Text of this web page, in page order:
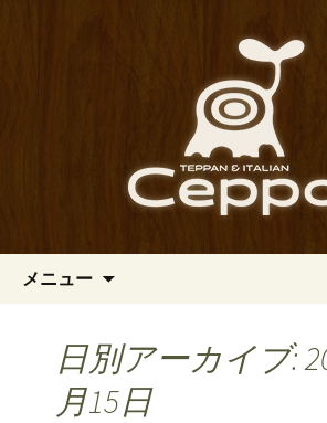
南船場・心斎橋の
「Ceppo（チェッ
イタリアン「Ceppo（チ
さまざまなパスタや讃
ステーキのほか、バルメ
にご用意。デートにも一
様にもぴったりです。
メニュー
日別アーカイブ:
月15日